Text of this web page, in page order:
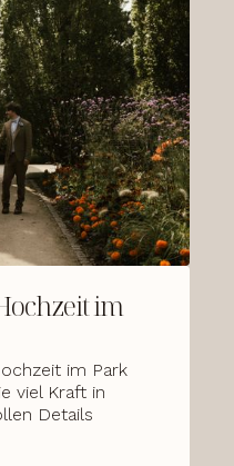
im
im Park
viel Kraft in
Details